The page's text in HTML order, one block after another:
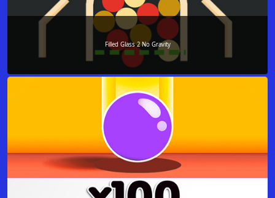
Filled Glass 2 No Gravity